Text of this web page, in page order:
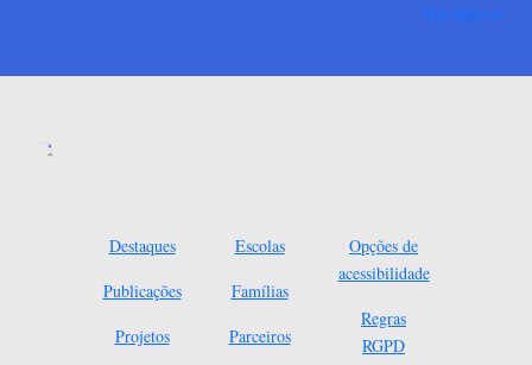
Ver mais
Destaques
Publicações
Projetos
Escolas
Famílias
Parceiros
Opções de
acessibilidade
Regras
RGPD